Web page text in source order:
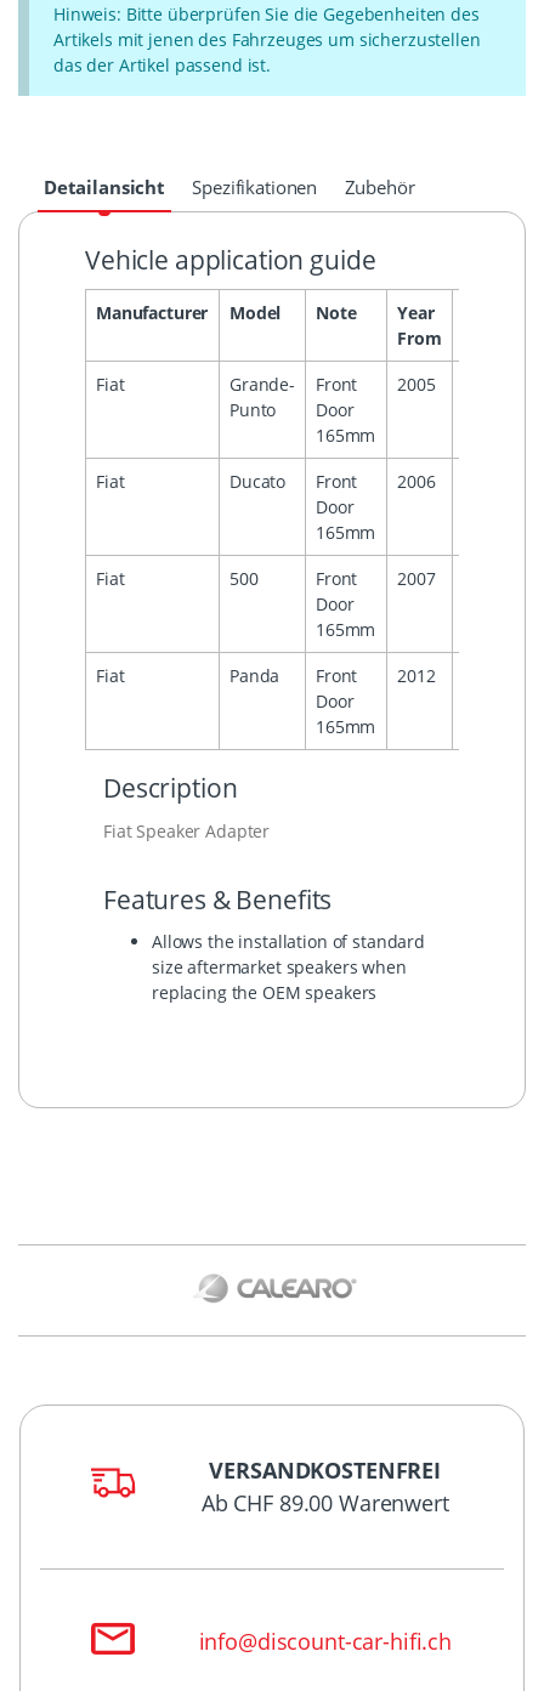
Hinweis: Bitte überprüfen Sie die Gegebenheiten des
Artikels mit jenen des Fahrzeuges um sicherzustellen
das der Artikel passend ist.
Detailansicht Spezifikationen Zubehör
Vehicle application guide
Manufacturer Model Note
Year
From
Fiat
Grande-
Punto
Front
Door
165mm
2005
Fiat Ducato
Front
Door
165mm
2006
Fiat 500
Front
Door
165mm
2007
Fiat Panda
Front
Door
165mm
2012
Description
Fiat Speaker Adapter
Features & Benefits
Allows the installation of standard
size aftermarket speakers when
replacing the OEM speakers
VERSANDKOSTENFREI
Ab CHF 89.00 Warenwert
info@discount-car-hifi.ch